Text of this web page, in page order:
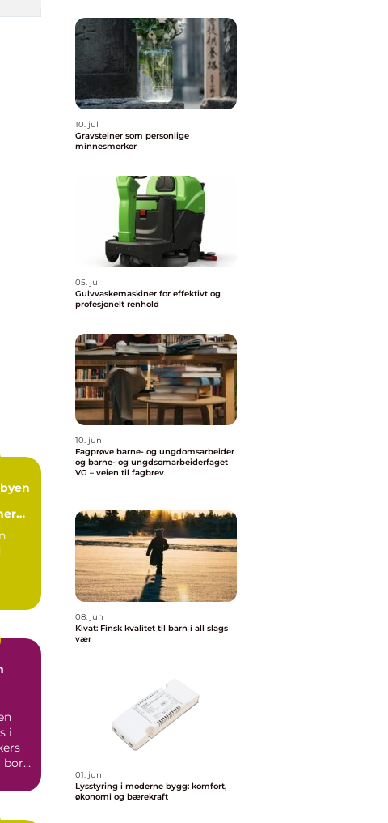
i
bort,
10. jul
Gravsteiner som personlige
minnesmerker
05. jul
Gulvvaskemaskiner for effektivt og
profesjonelt renhold
10. jun
Fagprøve barne- og ungdomsarbeider
og barne- og ungdsomarbeiderfaget
VG – veien til fagbrev
08. jun
Kivat: Finsk kvalitet til barn i all slags
vær
01. jun
Lysstyring i moderne bygg: komfort,
økonomi og bærekraft